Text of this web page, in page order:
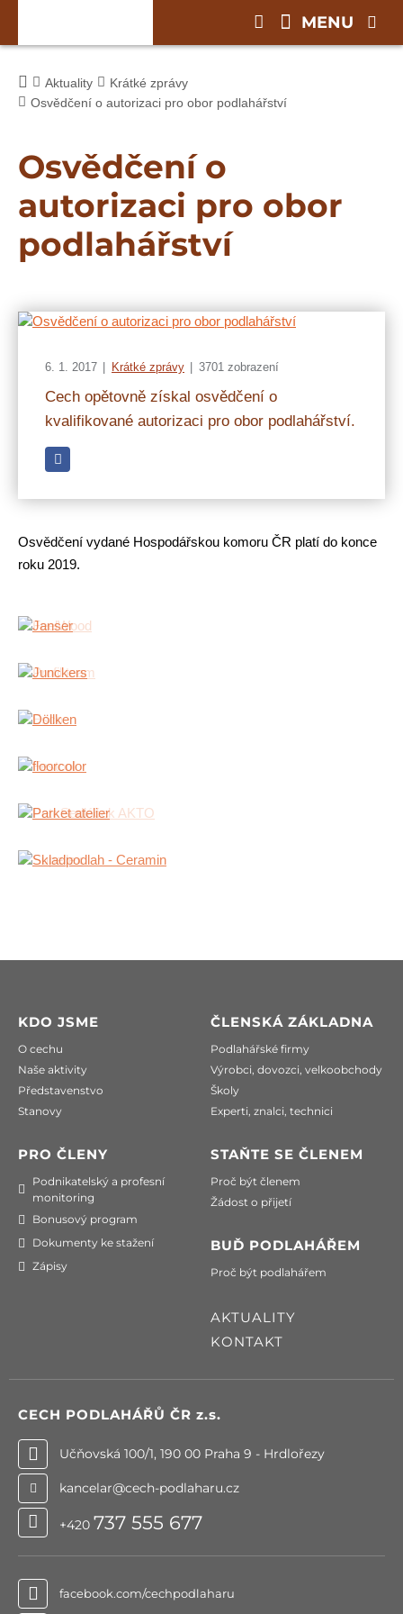
Aktuality
Krátké zprávy
Osvědčení o autorizaci pro obor podlahářství
Osvědčení o
autorizaci pro obor
podlahářství
6. 1. 2017 Krátké zprávy 3701 zobrazení
Cech opětovně získal osvědčení o
kvalifikované autorizaci pro obor podlahářství.
Osvědčení vydané Hospodářskou komoru ČR platí do konce
roku 2019.
KDO JSME
O cechu
Naše aktivity
Představenstvo
Stanovy
PRO ČLENY
Podnikatelský a profesní
monitoring
Bonusový program
Dokumenty ke stažení
Zápisy
ČLENSKÁ ZÁKLADNA
Podlahářské firmy
Výrobci, dovozci, velkoobchody
Školy
Experti, znalci, technici
STAŇTE SE ČLENEM
Proč být členem
Žádost o přijetí
BUĎ PODLAHÁŘEM
Proč být podlahářem
AKTUALITY
KONTAKT
CECH PODLAHÁŘŮ ČR z.s.
Učňovská 100/1, 190 00 Praha 9 - Hrdlořezy
kancelar@cech-podlaharu.cz
+420 737 555 677
facebook.com/cechpodlaharu
MENU